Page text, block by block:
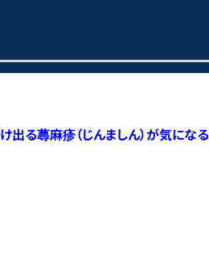
出る蕁麻疹（じんましん）が気にな